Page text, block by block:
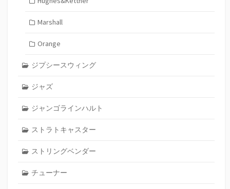
Marshall
Orange
ジプシースウィング
ジャズ
ジャンゴラインハルト
ストラトキャスター
ストリングベンダー
チューナー